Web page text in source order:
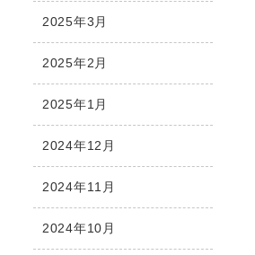
2025年3月
2025年2月
2025年1月
2024年12月
2024年11月
2024年10月